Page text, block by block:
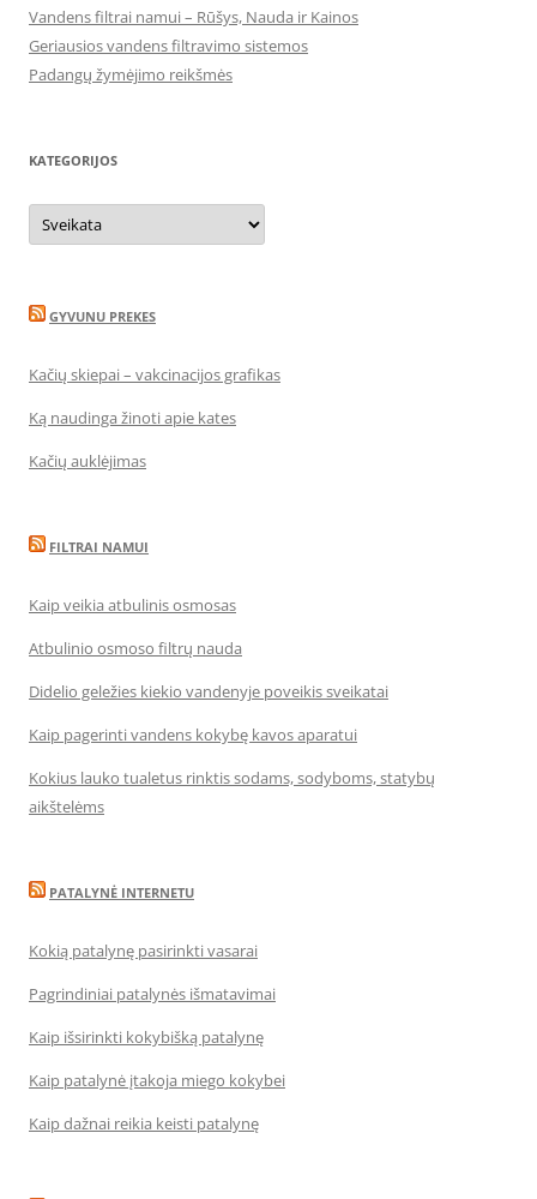
Vandens filtrai namui – Rūšys, Nauda ir Kainos
Geriausios vandens filtravimo sistemos
Padangų žymėjimo reikšmės
KATEGORIJOS
Kategorijos
GYVUNU PREKES
Kačių skiepai – vakcinacijos grafikas
Ką naudinga žinoti apie kates
Kačių auklėjimas
FILTRAI NAMUI
Kaip veikia atbulinis osmosas
Atbulinio osmoso filtrų nauda
Didelio geležies kiekio vandenyje poveikis sveikatai
Kaip pagerinti vandens kokybę kavos aparatui
Kokius lauko tualetus rinktis sodams, sodyboms, statybų
aikštelėms
PATALYNĖ INTERNETU
Kokią patalynę pasirinkti vasarai
Pagrindiniai patalynės išmatavimai
Kaip išsirinkti kokybišką patalynę
Kaip patalynė įtakoja miego kokybei
Kaip dažnai reikia keisti patalynę